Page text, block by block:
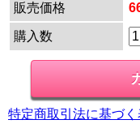
販売価格
購入数
特定商取引法に基づ